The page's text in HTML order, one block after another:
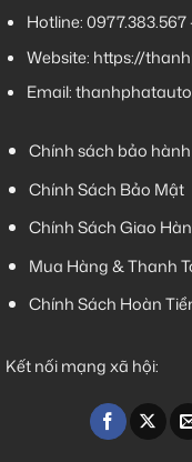
Hotline:0977.383.567
Website: https://
Email:
Chính sách bảo hành
Chính Sách Bảo Mật
Chính Sách Giao
Mua Hàng & Thanh
Chính Sách Hoàn
Kết nối mạng xã hội: